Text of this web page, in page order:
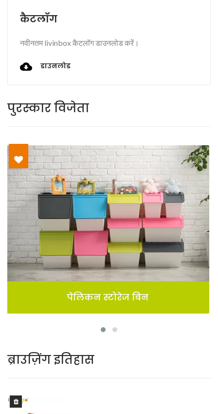
कैटलॉग
नवीनतम livinbox कैटलॉग डाउनलोड करें।
डाउनलोड
पुरस्कार विजेता
BuBu-स्टोरेज-बिन
ब्राउज़िंग इतिहास